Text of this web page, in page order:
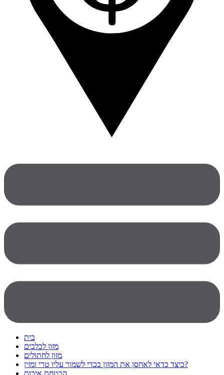
בית
מזון לכלבים
מזון לחתולים
כיצד כדאי לאחסן את המזון בכדי לשמור עליו טרי ומזין?